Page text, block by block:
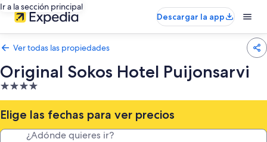
Ir a la sección principal
Descargar la app
Ver todas las propiedades
Original Sokos Hotel Puijonsarvi
Propiedad
de
4.0
estrellas
Elige las fechas para ver precios
¿Adónde quieres ir?